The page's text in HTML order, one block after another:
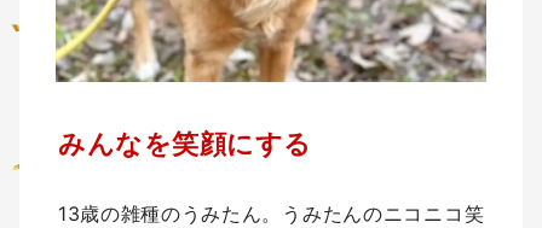
みんなを笑顔にする
13歳の雑種のうみたん。うみたんのニコニコ笑